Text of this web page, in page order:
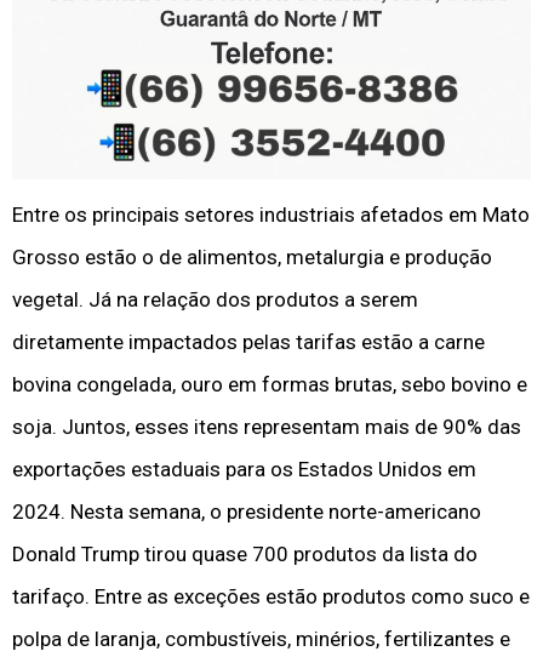
Entre os principais setores industriais afetados em Mato
Grosso estão o de alimentos, metalurgia e produção
vegetal. Já na relação dos produtos a serem
diretamente impactados pelas tarifas estão a carne
bovina congelada, ouro em formas brutas, sebo bovino e
soja. Juntos, esses itens representam mais de 90% das
exportações estaduais para os Estados Unidos em
2024. Nesta semana, o presidente norte-americano
Donald Trump tirou quase 700 produtos da lista do
tarifaço. Entre as exceções estão produtos como suco e
polpa de laranja, combustíveis, minérios, fertilizantes e